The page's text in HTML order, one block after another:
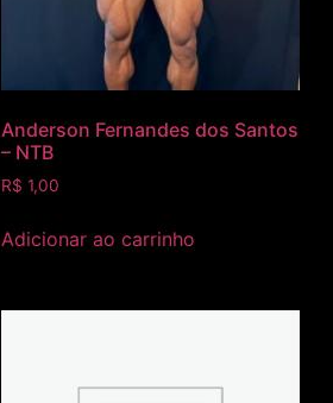
Anderson Fernandes dos Santos
– NTB
R$ 1,00
Adicionar ao carrinho